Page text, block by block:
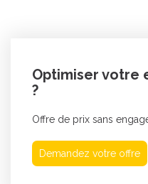
Optimiser votre
?
Offre de prix sans
Demandez votre offre